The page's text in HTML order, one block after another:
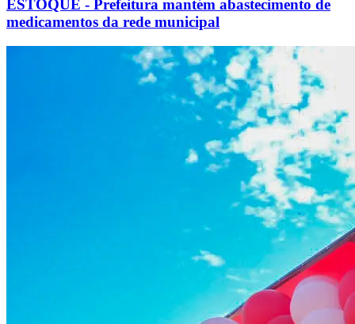
ESTOQUE - Prefeitura mantém abastecimento de
medicamentos da rede municipal